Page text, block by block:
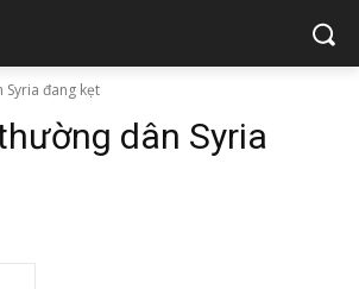
Syria đang kẹt
dân Syria